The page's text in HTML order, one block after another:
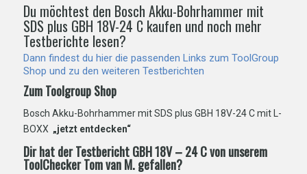
Du möchtest den Bosch Akku-Bohrhammer mit
SDS plus GBH 18V-24 C kaufen und noch mehr
Testberichte lesen?
Dann findest du hier die passenden Links zum ToolGroup
Shop und zu den weiteren Testberichten
Zum Toolgroup Shop
Bosch Akku-Bohrhammer mit SDS plus GBH 18V-24 C mit L-
BOXX „jetzt entdecken“
Dir hat der Testbericht GBH 18V – 24 C von unserem
ToolChecker Tom van M. gefallen?